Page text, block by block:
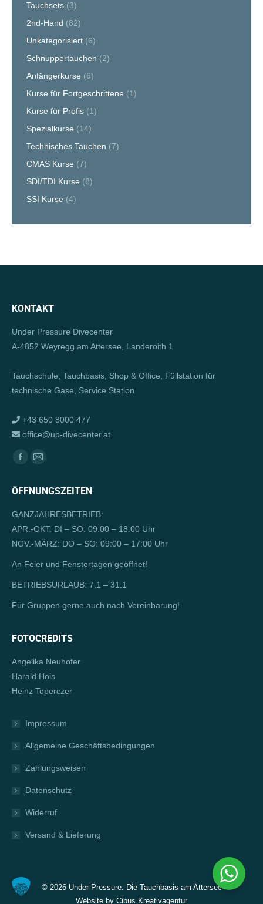
Tauchsets (3)
2nd-Hand (82)
Unkategorisiert (6)
Schnuppertauchen (2)
Anfängerkurse (6)
Kurse für Fortgeschrittene (1)
Kurse für Profis (1)
Spezialkurse (14)
Technisches Tauchen (7)
CMAS Kurse (7)
SDI/TDI Kurse (8)
SSI Kurse (4)
KONTAKT
Under Pressure Divecenter
A-4852 Weyregg am Attersee, Landeroith 1
Tauchschule, Tauchbasis, Shop & Office, Füllstation für
technische Gase, Service Station
+43 650 8000 477
office@up-divecenter.at
Finden Sie uns auf:
Facebook
opens
in
new
window
E-
page
opens
in
new
ÖFFNUNGSZEITEN
GANZJAHRESBETRIEB:
APR.-OKT: DI – SO: 09:00 – 18:00 Uhr
NOV.-MÄRZ: DO – SO: 09:00 – 17:00 Uhr
An Feier und Fenstertagen geöffnet!
BETRIEBSURLAUB: 7.1 – 31.1
Für Gruppen gerne auch nach Vereinbarung!
FOTOCREDITS
Angelika Neuhofer
Harald Hois
Heinz Toperczer
Impressum
Allgemeine Geschäftsbedingungen
Zahlungsweisen
Datenschutz
Widerruf
Versand & Lieferung
© 2026 Under Pressure. Die Tauchbasis am Attersee
Website by Cibus Kreativagentur